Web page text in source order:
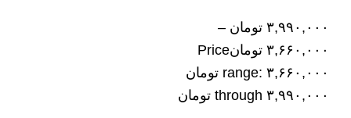
۳,۹۹۰,۰۰۰ تومان –
۳,۶۶۰,۰۰۰ تومانPrice
range: ۳,۶۶۰,۰۰۰ تومان
through ۳,۹۹۰,۰۰۰ تومان